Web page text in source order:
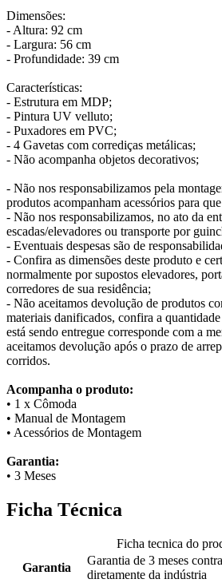
Dimensões:
- Altura: 92 cm
- Largura: 56 cm
- Profundidade: 39 cm
Características:
- Estrutura em MDP;
- Pintura UV velluto;
- Puxadores em PVC;
- 4 Gavetas com corrediças metálicas;
- Não acompanha objetos decorativos;
- Não nos responsabilizamos pela
produtos acompanham acessórios para
- Não nos responsabilizamos, no ato da
escadas/elevadores ou transporte por
- Eventuais despesas são de
- Confira as dimensões deste produto e
normalmente por supostos elevadores,
corredores de sua residência;
- Não aceitamos devolução de produtos
materiais danificados, confira a
está sendo entregue corresponde com a
aceitamos devolução após o prazo de
corridos.
Acompanha o produto:
• 1 x Cômoda
• Manual de Montagem
• Acessórios de Montagem
Garantia:
• 3 Meses
Ficha Técnica
Ficha tecnica do
Garantia
Garantia de 3 meses
diretamente da indústria